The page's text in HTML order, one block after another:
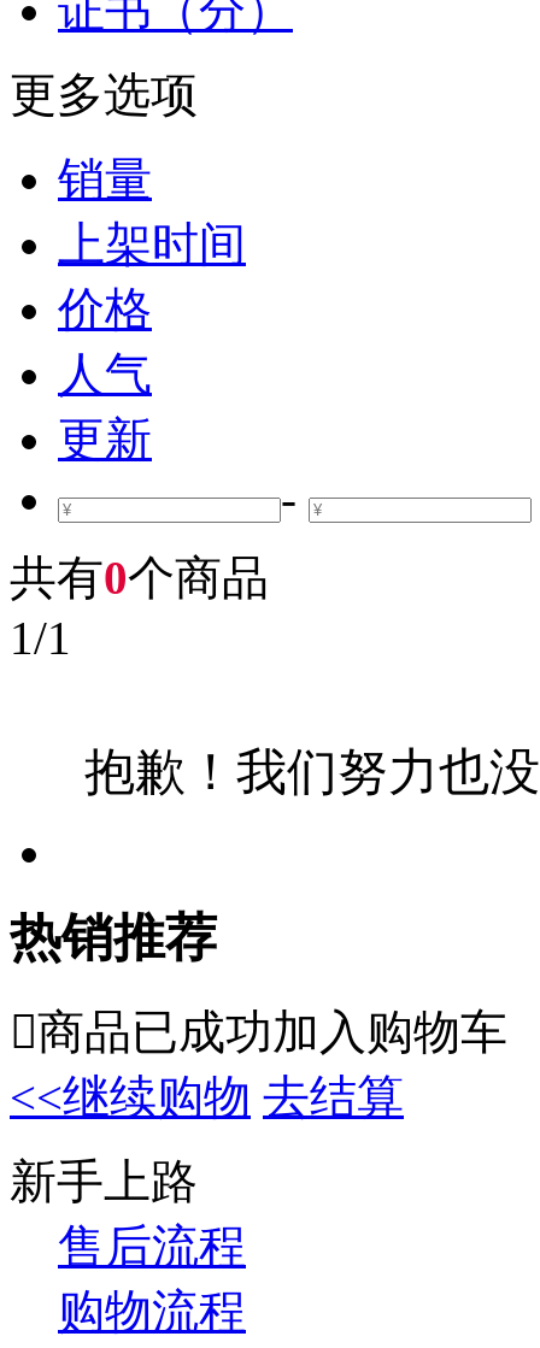
更多选项
销量
上架时间
价格
人气
更新
-
共有0个商品
1/1
抱歉！我们努力也
热销推荐
商品已成功加入购物车
<<继续购物 去结算
新手上路
售后流程
购物流程